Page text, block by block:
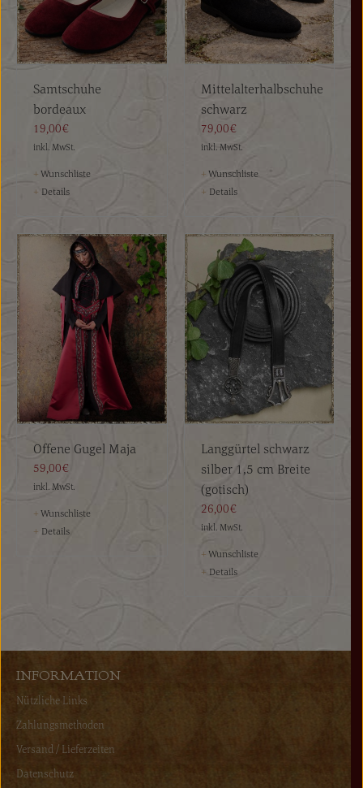
Samtschuhe
bordeaux
19,00€
inkl. MwSt.
+ Wunschliste
+ Details
Mittelalterhalbschuhe
schwarz
79,00€
inkl. MwSt.
+ Wunschliste
+ Details
Offene Gugel Maja
59,00€
inkl. MwSt.
+ Wunschliste
+ Details
Langgürtel schwarz
silber 1,5 cm Breite
(gotisch)
26,00€
inkl. MwSt.
+ Wunschliste
+ Details
INFORMATION
Nützliche Links
Zahlungsmethoden
Versand / Lieferzeiten
Datenschutz